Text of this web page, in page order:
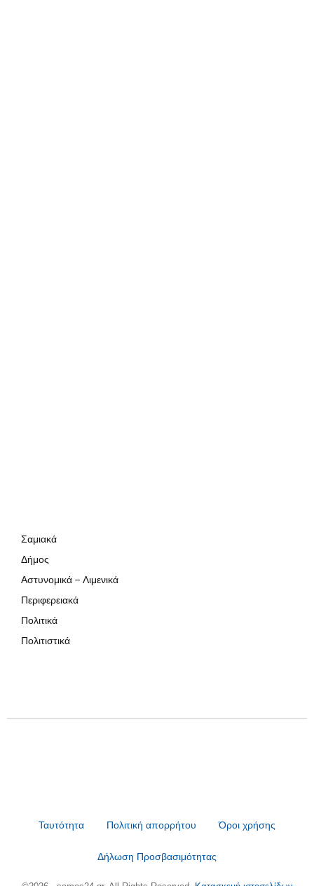
Σαμιακά
Δήμος
Αστυνομικά – Λιμενικά
Περιφερειακά
Πολιτικά
Πολιτιστικά
Ταυτότητα Πολιτική απορρήτου Όροι χρήσης
Δήλωση Προσβασιμότητας